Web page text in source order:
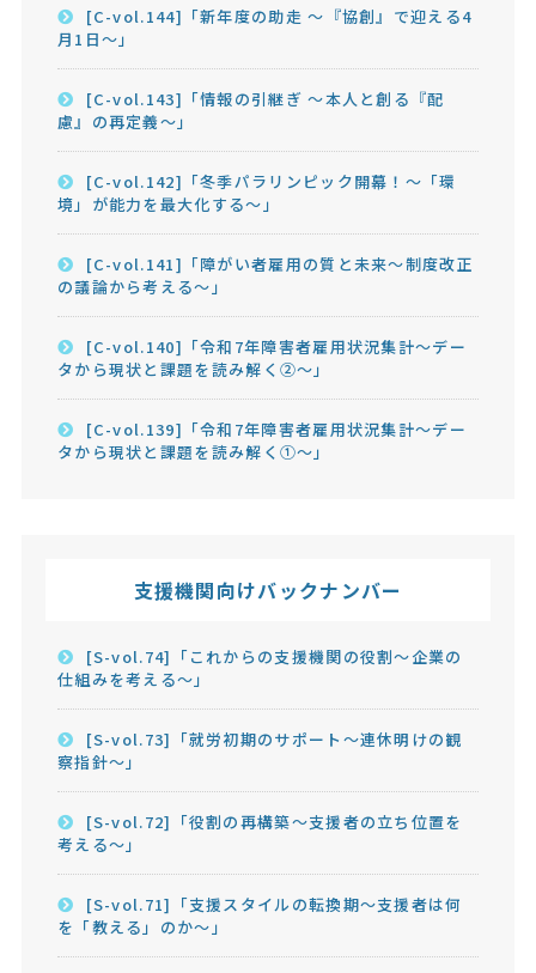
[C-vol.144]「新年度の助走 ～『協創』で迎える4
月1日～」
[C-vol.143]「情報の引継ぎ ～本人と創る『配
慮』の再定義～」
[C-vol.142]「冬季パラリンピック開幕！～「環
境」が能力を最大化する～」
[C-vol.141]「障がい者雇用の質と未来～制度改正
の議論から考える～」
[C-vol.140]「令和7年障害者雇用状況集計～デー
タから現状と課題を読み解く②～」
[C-vol.139]「令和7年障害者雇用状況集計～デー
タから現状と課題を読み解く①～」
支援機関向けバックナンバー
[S-vol.74]「これからの支援機関の役割～企業の
仕組みを考える～」
[S-vol.73]「就労初期のサポート～連休明けの観
察指針～」
[S-vol.72]「役割の再構築～支援者の立ち位置を
考える～」
[S-vol.71]「支援スタイルの転換期～支援者は何
を「教える」のか～」